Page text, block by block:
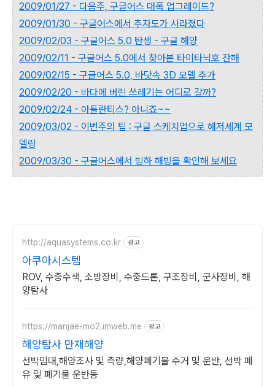
2009/01/27 - 다음주, 구글어스 대폭 업그레이드?
2009/01/30 - 구글어스에서 추자도가 사라졌다
2009/02/03 - 구글어스 5.0 탄생 - 구글 해양
2009/02/11 - 구글어스 5.0에서 찾아본 타이타닉호 잔해
2009/02/15 - 구글어스 5.0, 바닷속 3D 모델 추가
2009/02/20 - 바다에 버린 쓰레기는 어디로 갈까?
2009/02/24 - 아틀란티스? 아니죠~~
2009/03/02 - 이번주의 팁 : 구글 스케치업으로 해저세계 모
델링
2009/03/30 - 구글어스에서 빙하 해빙을 확인해 보세요
http://aquasystems.co.kr 광고
아쿠아시스템
ROV, 수중수색, 소방장비, 수중드론, 구조장비, 군사장비, 해
양탐사
https://manjae-mo2.imweb.me 광고
해양탐사 만재해양
선박임대,해양조사 및 측량,해양폐기물 수거 및 운반, 선박 폐
유 및 폐기물 운반등